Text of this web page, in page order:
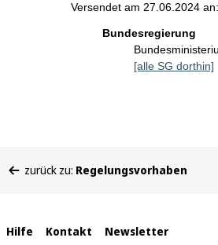
Versendet am 27.06.2024 an:
Bundesregierung
[alle SG dorthin]
befinden
zurück zu: Regelungsvorhaben
Interne
Hilfe Kontakt Newsletter